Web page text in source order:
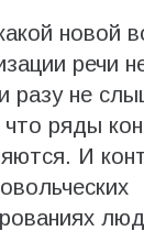
новой
речи
разу не
ряды
И